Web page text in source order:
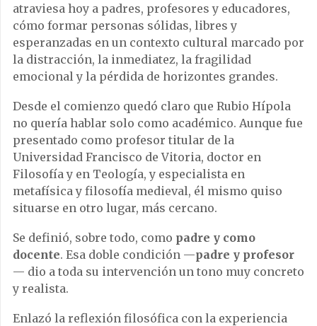
atraviesa hoy a padres, profesores y educadores,
cómo formar personas sólidas, libres y
esperanzadas en un contexto cultural marcado por
la distracción, la inmediatez, la fragilidad
emocional y la pérdida de horizontes grandes.
Desde el comienzo quedó claro que Rubio Hípola
no quería hablar solo como académico. Aunque fue
presentado como profesor titular de la
Universidad Francisco de Vitoria, doctor en
Filosofía y en Teología, y especialista en
metafísica y filosofía medieval, él mismo quiso
situarse en otro lugar, más cercano.
Se definió, sobre todo, como padre y como
docente. Esa doble condición —padre y profesor
— dio a toda su intervención un tono muy concreto
y realista.
Enlazó la reflexión filosófica con la experiencia